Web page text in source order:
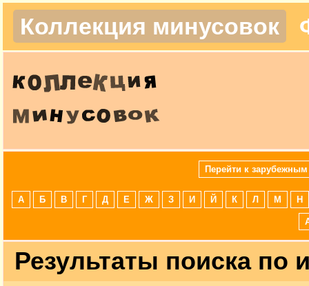
Коллекция минусовок
Перейти к зарубежным
А Б В Г Д Е Ж З И Й К Л М Н
Результаты поиска по